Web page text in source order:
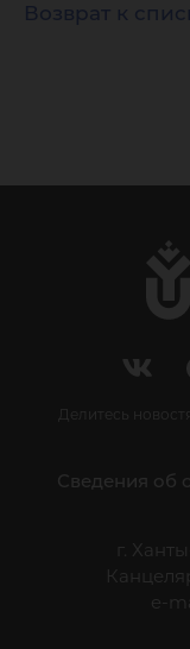
Возврат к
Делитесь
Сведения об
г.
e-